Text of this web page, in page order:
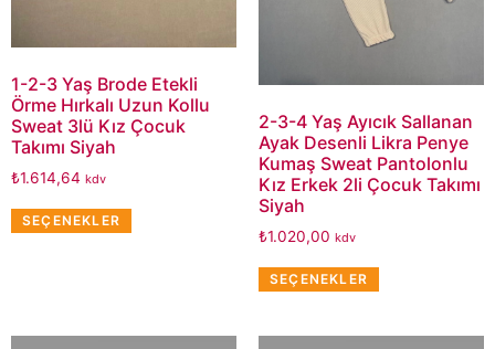
1-2-3 Yaş Brode Etekli
Örme Hırkalı Uzun Kollu
Sweat 3lü Kız Çocuk
Takımı Siyah
₺1.614,64 kdv
SEÇENEKLER
2-3-4 Yaş Ayıcık Sallanan
Ayak Desenli Likra Penye
Kumaş Sweat Pantolonlu
Kız Erkek 2li Çocuk Takımı
Siyah
₺1.020,00 kdv
SEÇENEKLER